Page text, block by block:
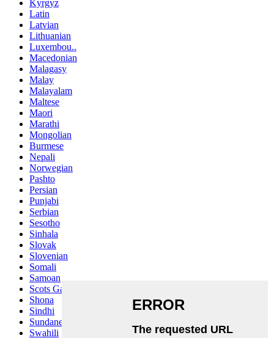
Kyrgyz
Latin
Latvian
Lithuanian
Luxembou..
Macedonian
Malagasy
Malay
Malayalam
Maltese
Maori
Marathi
Mongolian
Burmese
Nepali
Norwegian
Pashto
Persian
Punjabi
Serbian
Sesotho
Sinhala
Slovak
Slovenian
Somali
Samoan
Scots Gaelic
Shona
Sindhi
Sundanese
Swahili